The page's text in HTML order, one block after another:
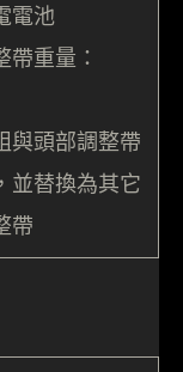
電池
帶重量：
與頭部調整帶
並替換為其它
帶